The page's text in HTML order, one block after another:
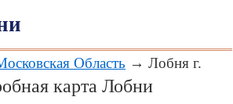
Область → Лобня г.
карта Лобни